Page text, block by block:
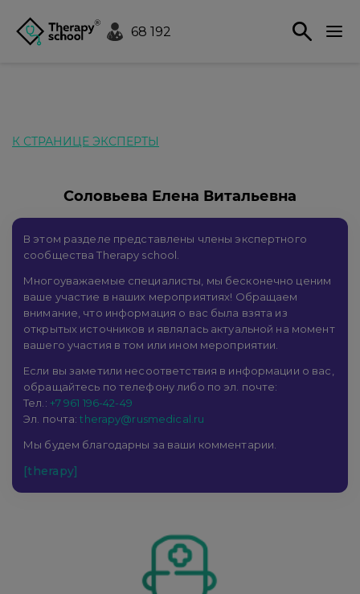
68 192
К СТРАНИЦЕ ЭКСПЕРТЫ
Соловьева Елена Витальевна
В этом разделе представлены члены экспертного
сообщества Therapy school.
Многоуважаемые специалисты, мы бесконечно ценим
ваше участие в наших мероприятиях! Обращаем
внимание, что информация о вас была взята из
открытых источников и являлась актуальной на момент
вашего участия в том или ином мероприятии.
Если вы заметили несоответствия в информации о вас,
обращайтесь по телефону либо по эл. почте:
Тел.: +7 961 196-42-49
Эл. почта:therapy@rusmedical.ru
Мы будем благодарны за ваши комментарии.
[therapy]